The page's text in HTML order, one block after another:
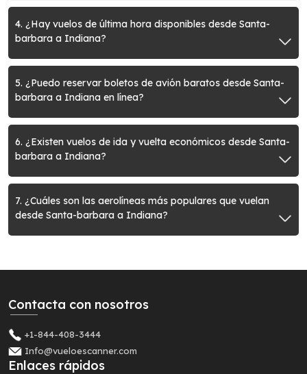
4. ¿Hay vuelos de última hora disponibles desde Santa-
barbara a Indiana?
5. ¿Puedo reservar boletos de avión baratos desde Santa-
barbara a Indiana en línea?
6. ¿Existen vuelos de ida y vuelta económicos desde Santa-
barbara a Indiana?
7. ¿Cuáles son las aerolíneas más populares que vuelan
desde Santa-barbara a Indiana?
Contacta con nosotros
+1-844-408-3444
Info@vueloescanner.com
Enlaces rápidos